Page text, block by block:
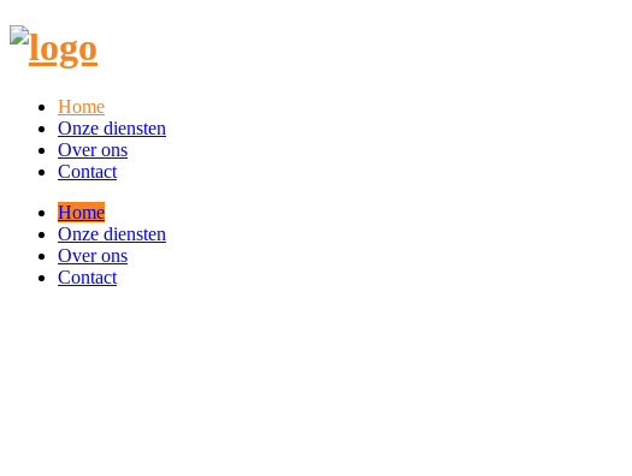
Home
Onze diensten
Over ons
Contact
Home
Onze diensten
Over ons
Contact